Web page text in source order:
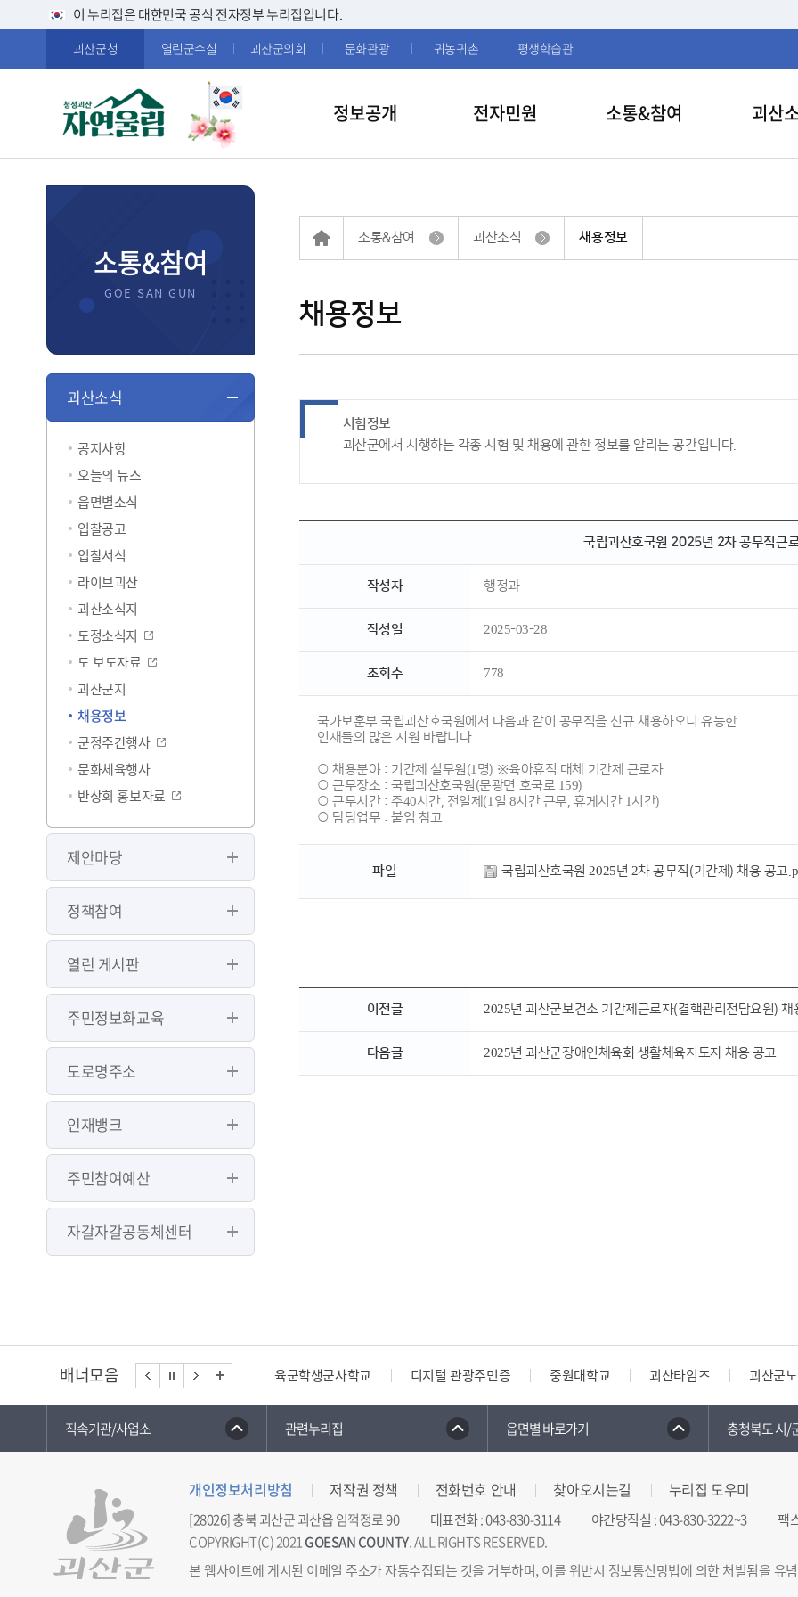
이 누리집은 대한민국 공식 전자정부 누리집입니다.
괴산군청 열린군수실 괴산군의회 문화관광 귀농귀촌 평생학습관
정보공개 전자민원 소통&참여 괴산
소통&참여
괴산소식
공지사항
오늘의 뉴스
읍면별소식
입찰공고
입찰서식
라이브괴산
괴산소식지
도정소식지
도 보도자료
괴산군지
채용정보
군정주간행사
문화체육행사
반상회 홍보자료
제안마당
정책참여
열린 게시판
주민정보화교육
도로명주소
인재뱅크
주민참여예산
자갈자갈공동체센터
채용정보
소통&참여 괴산소식 채용정보
시험정보
괴산군에서 시행하는 각종 시험 및 채용에 관한 정보를 알리는 공간입니다.
국립괴산호국원 2025년 2차 공무직근
작성자 행정과
작성일 2025-03-28
조회수 778
국가보훈부 국립괴산호국원에서 다음과 같이 공무직을 신규 채용하오니 유능한
인재들의 많은 지원 바랍니다
○ 채용분야 : 기간제 실무원(1명) ※육아휴직 대체 기간제 근로자
○ 근무장소 : 국립괴산호국원(문광면 호국로 159)
○ 근무시간 : 주40시간, 전일제(1일 8시간 근무, 휴게시간 1시간)
○ 담당업무 : 붙임 참고
파일 국립괴산호국원 2025년 2차 공무직(기간제) 채용 공고
이전글 2025년 괴산군보건소 기간제근로자(결핵관리전담요원) 채
다음글 2025년 괴산군장애인체육회 생활체육지도자 채용 공고
배너모음 육군학생군사학교 디지털 관광주민증 중원대학교 괴산타임즈 괴산군
직속기관/사업소 관련누리집 읍면별 바로가기 충청북도 시/
개인정보처리방침 저작권 정책 전화번호 안내 찾아오시는길 누리집 도우미
[28026] 충북 괴산군 괴산읍 임꺽정로 90 대표전화:043-830-3114 야간당직실 :043-830-3222~3 팩
COPYRIGHT(C) 2021GOESAN COUNTY. ALL RIGHTS RESERVED.
본 웹사이트에 게시된 이메일 주소가 자동수집되는 것을 거부하며, 이를 위반시 정보통신망법에 의한 처벌됨을 유